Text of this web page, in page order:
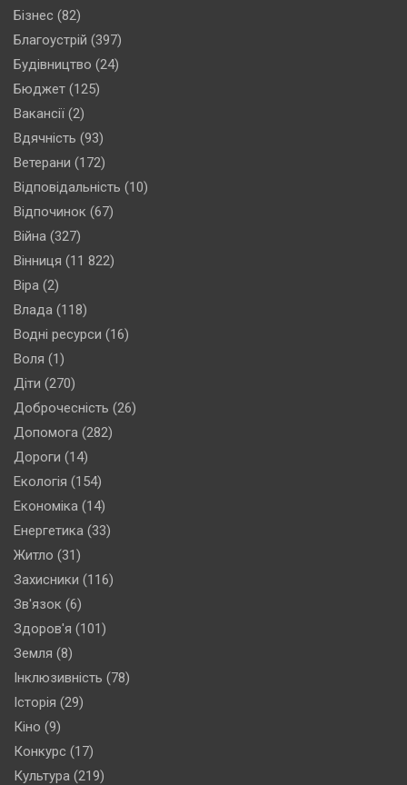
Бізнес (82)
Благоустрій (397)
Будівництво (24)
Бюджет (125)
Вакансії (2)
Вдячність (93)
Ветерани (172)
Відповідальність (10)
Відпочинок (67)
Війна (327)
Вінниця (11 822)
Віра (2)
Влада (118)
Водні ресурси (16)
Воля (1)
Діти (270)
Доброчесність (26)
Допомога (282)
Дороги (14)
Екологія (154)
Економіка (14)
Енергетика (33)
Житло (31)
Захисники (116)
Зв'язок (6)
Здоров'я (101)
Земля (8)
Інклюзивність (78)
Історія (29)
Кіно (9)
Конкурс (17)
Культура (219)